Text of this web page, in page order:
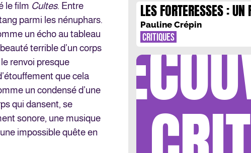
le film Cultes. Entre
parmi les nénuphars.
un écho au tableau
terrible d’un corps
renvoi presque
que cela
un condensé d’une
qui dansent, se
sonore, une musique
impossible quête en
LES FORTERESSES : UN
INTIME ET PRECIEUX
Pauline Crépin
CRITIQUES